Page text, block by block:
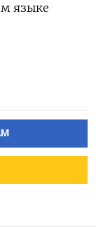
языке